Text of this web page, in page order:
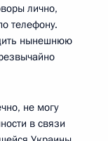
лично,
телефону.
нынешнюю
не могу
в связи